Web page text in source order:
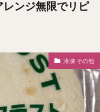
レンジ無限でリピ
冷凍 その他